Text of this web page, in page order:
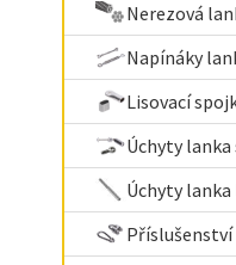
Nerezová
Napínáky
Lisovací
Úchyty
Úchyty